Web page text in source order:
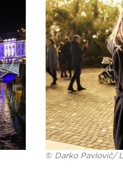
© Darko Pavlovič/